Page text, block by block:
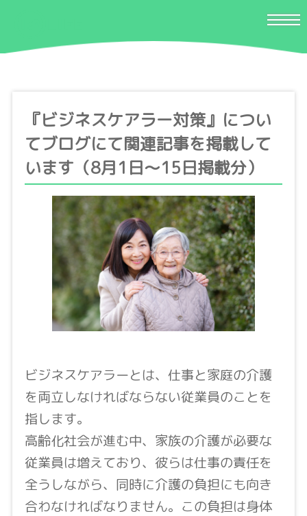
『ビジネスケアラー対策』につい
てブログにて関連記事を掲載して
います（8月1日〜15日掲載分）
ビジネスケアラーとは、仕事と家庭の介護
を両立しなければならない従業員のことを
指します。
高齢化社会が進む中、家族の介護が必要な
従業員は増えており、彼らは仕事の責任を
全うしながら、同時に介護の負担にも向き
合わなければなりません。この負担は身体